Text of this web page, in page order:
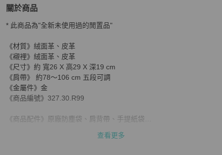
關於商品
關於經典LOEWE 麂皮（絨面革）水桶包
* 此商品為"全新未使用過的閒置品"
《材質》絨面革、皮革
《襯裡》絨面革、皮革
《尺寸》約 寬26 X 高29 X 深19 cm
《肩帶》 約78～106 cm 五段可調
《金屬件》金
《商品編號》327.30.R99
《商品配件》原廠防塵袋、肩背帶、手提紙袋
查看更多